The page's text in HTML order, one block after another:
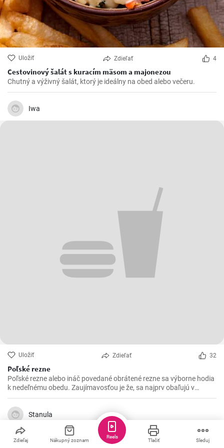
Uložiť Zdieľať 4
Cestovinový šalát s kuracím mäsom a majonezou
Chutný a výživný šalát, ktorý je ideálny na obed alebo večeru.
Iwa
Uložiť Zdieľať 32
Poľské rezne
Poľské rezne alebo ináč povedané obrátené rezne sa výborne hodia
k nedeľnému obedu. Zaujímavosťou je že, sa najprv obaľujú v
strúhanke a až následne vo vajíčku.
Stanula
Zdieľaj Nákupný zoznam Tlačiť Sleduj
Reels